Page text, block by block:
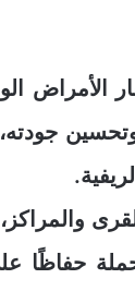
والمراكز،
حفاظًا